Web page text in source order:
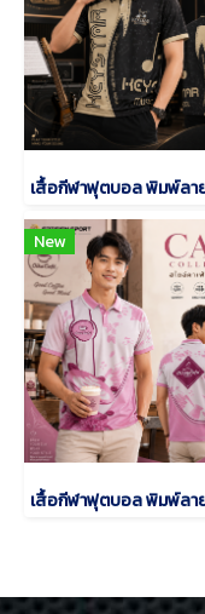
New